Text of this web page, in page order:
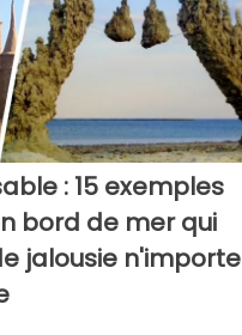
: 15 exemples
bord de mer qui
jalousie n'importe